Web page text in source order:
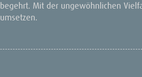
begehrt. Mit der ungewöhnlichen
umsetzen.